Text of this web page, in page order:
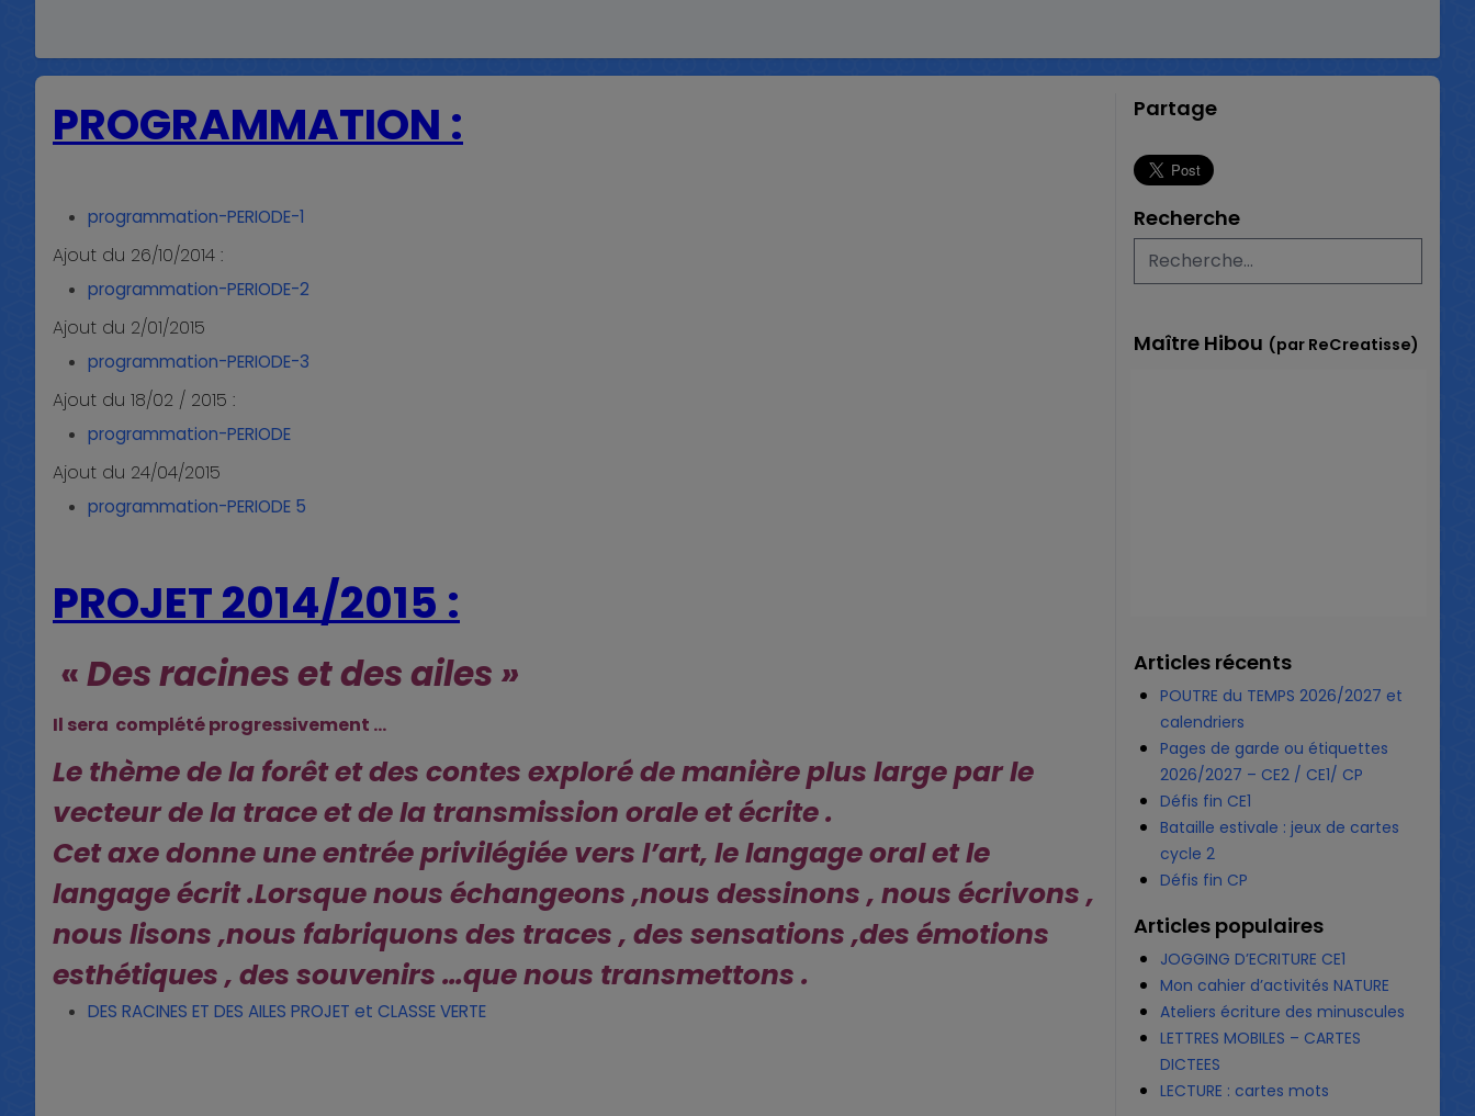
PROGRAMMATION :
programmation-PERIODE-1
Ajout du 26/10/2014 :
programmation-PERIODE-2
Ajout du 2/01/2015
programmation-PERIODE-3
Ajout du 18/02 / 2015 :
programmation-PERIODE
Ajout du 24/04/2015
programmation-PERIODE 5
PROJET 2014/2015 :
«Des racines et des ailes »
Il sera complété progressivement …
Le thème de la forêt et des contes exploré demanière plus large par le
vecteur de la trace etde la transmission orale et écrite .
Cet axe donne une entrée privilégiée vers l’art, le langage oral et le
langage écrit .Lorsque nous échangeons ,nous dessinons , nous écrivons ,
nous lisons ,nous fabriquons des traces , des sensations ,des émotions
esthétiques , des souvenirs …que nous transmettons .
DES RACINES ET DES AILES PROJET et CLASSE VERTE
Partage
Recherche
Maître Hibou (par ReCreatisse)
Articles récents
POUTRE du TEMPS 2026/2027 et
calendriers
Pages de garde ou étiquettes
2026/2027 – CE2 / CE1/ CP
Défis fin CE1
Bataille estivale : jeux de cartes
cycle 2
Défis fin CP
Articles populaires
JOGGING D’ECRITURE CE1
Mon cahier d’activités NATURE
Ateliers écriture des minuscules
LETTRES MOBILES – CARTES
DICTEES
LECTURE : cartes mots